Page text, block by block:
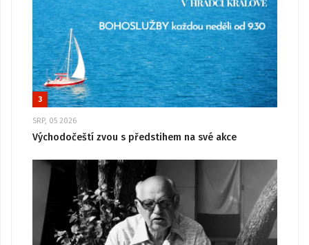
3
SRP, 05 2026
Východočeští zvou s předstihem na své akce